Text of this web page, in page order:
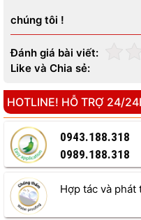
chúng tôi !
Đánh giá bài viết:
Like và Chia sẻ:
HOTLINE! HỖ TRỢ 24/
0943.188.318
0989.188.318
Hợp tác và